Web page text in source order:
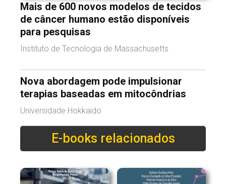
Mais de 600 novos modelos de tecidos
de câncer humano estão disponíveis
para pesquisas
Instituto de Tecnologia de Massachusetts
Nova abordagem pode impulsionar
terapias baseadas em mitocôndrias
Universidade Hokkaido
E-books relacionados